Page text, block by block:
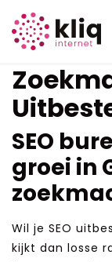
SEO
SEO
groei in
Wil je SEO
kijkt dan losse